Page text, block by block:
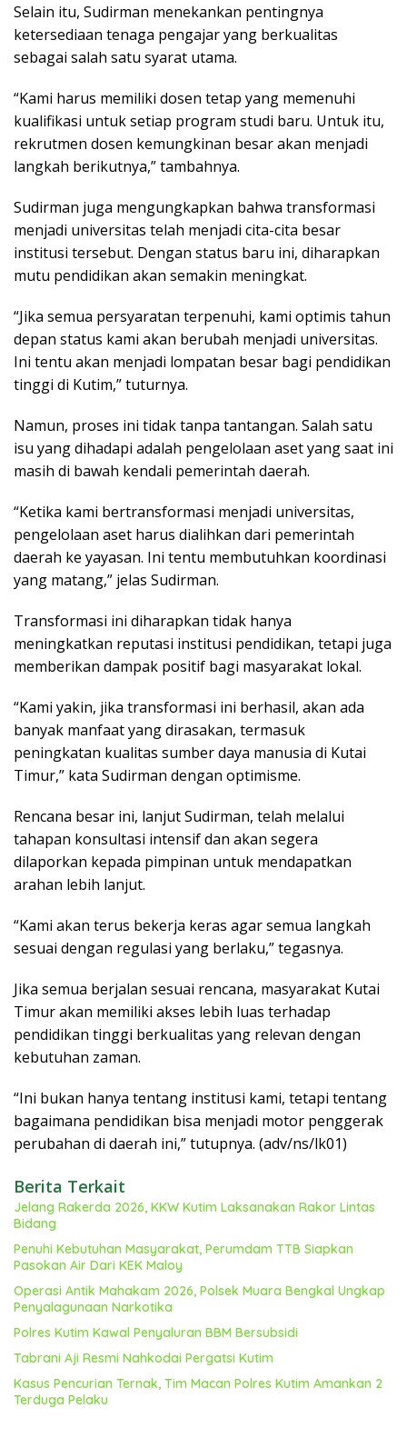
Selain itu, Sudirman menekankan pentingnya
ketersediaan tenaga pengajar yang berkualitas
sebagai salah satu syarat utama.
“Kami harus memiliki dosen tetap yang memenuhi
kualifikasi untuk setiap program studi baru. Untuk itu,
rekrutmen dosen kemungkinan besar akan menjadi
langkah berikutnya,” tambahnya.
Sudirman juga mengungkapkan bahwa transformasi
menjadi universitas telah menjadi cita-cita besar
institusi tersebut. Dengan status baru ini, diharapkan
mutu pendidikan akan semakin meningkat.
“Jika semua persyaratan terpenuhi, kami optimis tahun
depan status kami akan berubah menjadi universitas.
Ini tentu akan menjadi lompatan besar bagi pendidikan
tinggi di Kutim,” tuturnya.
Namun, proses ini tidak tanpa tantangan. Salah satu
isu yang dihadapi adalah pengelolaan aset yang saat ini
masih di bawah kendali pemerintah daerah.
“Ketika kami bertransformasi menjadi universitas,
pengelolaan aset harus dialihkan dari pemerintah
daerah ke yayasan. Ini tentu membutuhkan koordinasi
yang matang,” jelas Sudirman.
Transformasi ini diharapkan tidak hanya
meningkatkan reputasi institusi pendidikan, tetapi juga
memberikan dampak positif bagi masyarakat lokal.
“Kami yakin, jika transformasi ini berhasil, akan ada
banyak manfaat yang dirasakan, termasuk
peningkatan kualitas sumber daya manusia di Kutai
Timur,” kata Sudirman dengan optimisme.
Rencana besar ini, lanjut Sudirman, telah melalui
tahapan konsultasi intensif dan akan segera
dilaporkan kepada pimpinan untuk mendapatkan
arahan lebih lanjut.
“Kami akan terus bekerja keras agar semua langkah
sesuai dengan regulasi yang berlaku,” tegasnya.
Jika semua berjalan sesuai rencana, masyarakat Kutai
Timur akan memiliki akses lebih luas terhadap
pendidikan tinggi berkualitas yang relevan dengan
kebutuhan zaman.
“Ini bukan hanya tentang institusi kami, tetapi tentang
bagaimana pendidikan bisa menjadi motor penggerak
perubahan di daerah ini,” tutupnya. (adv/ns/lk01)
Berita Terkait
Jelang Rakerda 2026, KKW Kutim Laksanakan Rakor Lintas
Bidang
Penuhi Kebutuhan Masyarakat, Perumdam TTB Siapkan
Pasokan Air Dari KEK Maloy
Operasi Antik Mahakam 2026, Polsek Muara Bengkal Ungkap
Penyalagunaan Narkotika
Polres Kutim Kawal Penyaluran BBM Bersubsidi
Tabrani Aji Resmi Nahkodai Pergatsi Kutim
Kasus Pencurian Ternak, Tim Macan Polres Kutim Amankan 2
Terduga Pelaku